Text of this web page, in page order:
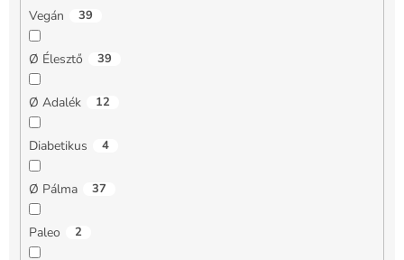
Vegán 39
Ø Élesztő 39
Ø Adalék 12
Diabetikus 4
Ø Pálma 37
Paleo 2